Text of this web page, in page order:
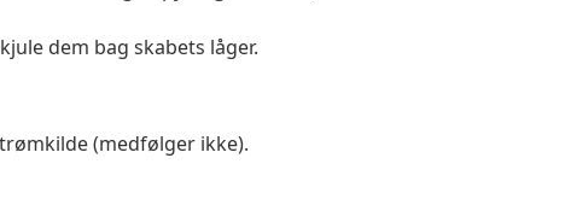
dem bag skabets låger.
(medfølger ikke).